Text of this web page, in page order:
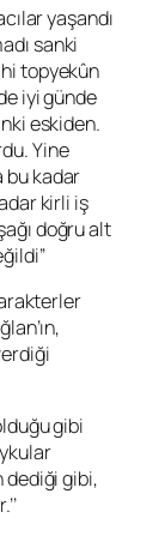
yaşandı
sanki
topyekûn
iyi günde
eskiden.
Yine
bu kadar
kirli iş
doğru alt
’ın,
gibi
dediği gibi,